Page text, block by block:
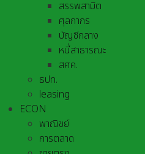
สรรพสามิต
ศุลกากร
บัญชีกลาง
หนี้สาธารณะ
สศค.
ธปท.
leasing
ECON
พาณิชย์
การตลาด